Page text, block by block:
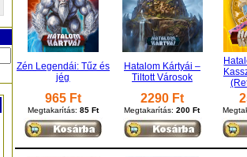
Zén Legendái: Tűz és
jég
Hatalom Kártyái –
Tiltott Városok
965 Ft
Megtakarítás: 85 Ft
2290 Ft
Megtakarítás:200 Ft